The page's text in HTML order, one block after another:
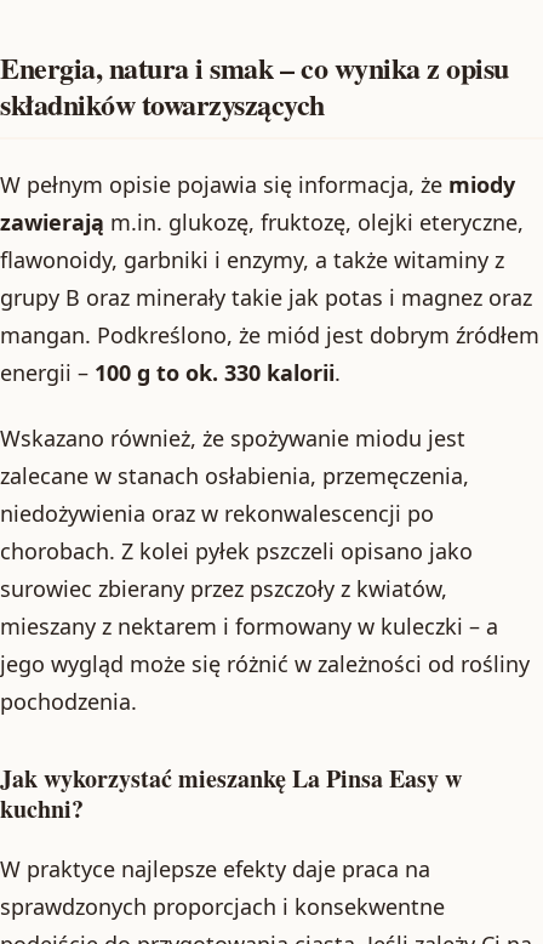
Energia, natura i smak – co wynika z opisu
składników towarzyszących
W pełnym opisie pojawia się informacja, że miody
zawierają m.in. glukozę, fruktozę, olejki eteryczne,
flawonoidy, garbniki i enzymy, a także witaminy z
grupy B oraz minerały takie jak potas i magnez oraz
mangan. Podkreślono, że miód jest dobrym źródłem
energii – 100 g to ok. 330 kalorii.
Wskazano również, że spożywanie miodu jest
zalecane w stanach osłabienia, przemęczenia,
niedożywienia oraz w rekonwalescencji po
chorobach. Z kolei pyłek pszczeli opisano jako
surowiec zbierany przez pszczoły z kwiatów,
mieszany z nektarem i formowany w kuleczki – a
jego wygląd może się różnić w zależności od rośliny
pochodzenia.
Jak wykorzystać mieszankę La Pinsa Easy w
kuchni?
W praktyce najlepsze efekty daje praca na
sprawdzonych proporcjach i konsekwentne